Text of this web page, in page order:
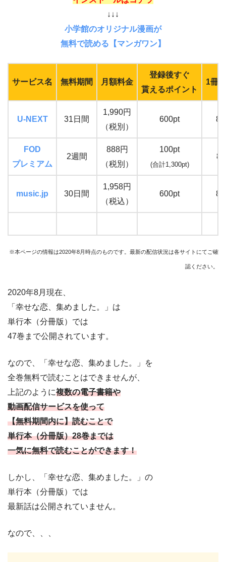
↓↓↓
小学館のオリジナル漫画が
無料で読める【マンガワン】
サービス名 無料期間 月額料金
登録後すぐ
貰えるポイント
1冊
U-NEXT 31日間
1,990円
（税別）
600pt
FOD
プレミアム
2週間
888円
（税別）
100pt
(合計1,300pt)
music.jp 30日間
1,958円
（税込）
600pt
※本ページの情報は2020年8月時点のものです。最新の配信状況は各サイトにてご確
認ください。
2020年8月現在、
「幸せな恋、集めました。」は
単行本（分冊版）では
47巻まで公開されています。
なので、 「幸せな恋、集めました。
」を
全巻無料で読むことはできませんが、
上記のように複数の電子書籍や
動画配信サービスを使って
【無料期間内に】読むことで
単行本（分冊版）28巻までは
一気に無料で読むことができます！
しかし、「幸せな恋、集めました。」の
単行本（分冊版）では
最新話は公開されていません。
なので、、、